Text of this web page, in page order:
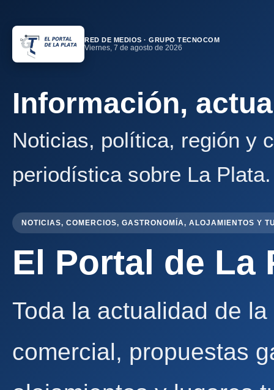
RED DE MEDIOS · GRUPO TECNOCOM
Viernes, 7 de agosto de 2026
Información,
Noticias, política, región y
periodística sobre La Plata.
NOTICIAS, COMERCIOS, GASTRONOMÍA, ALOJAMIENTOS Y
El Portal de La
Toda la actualidad de
comercial, propuestas